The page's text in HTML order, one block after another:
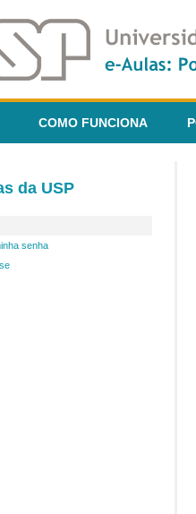
COMO FUNCIONA
da USP
senha